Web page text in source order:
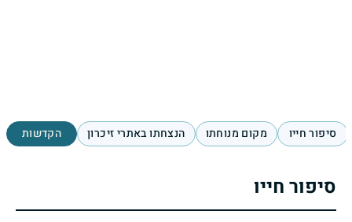
סיפור חייו מקום מנוחתו הנצחתו באתרי זיכרון הקדשות
סיפור חייו